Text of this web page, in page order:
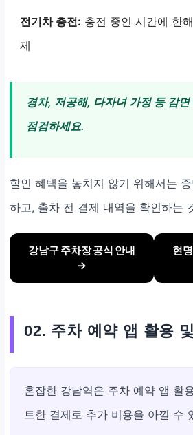
전기차 충전: 충전 중인 시간에 한
제
경차, 저공해, 다자녀 가정 등 감
점검하세요.
할인 혜택을 놓치지 않기 위해서는
하고, 출차 전 결제 내역을 확인하는
강남구 주차장 공식 안내
→
현
02. 주차 예약 앱 활용
혼잡한 강남역은 주차 예약 앱 활
트한 결제로 추가 비용을 아낄 수